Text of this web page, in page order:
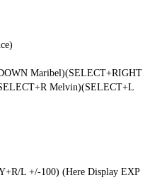
)
Maribel)(SELECT+RIGHT
+R Melvin)(SELECT+L
+R/L +/-100) (Here Display EXP